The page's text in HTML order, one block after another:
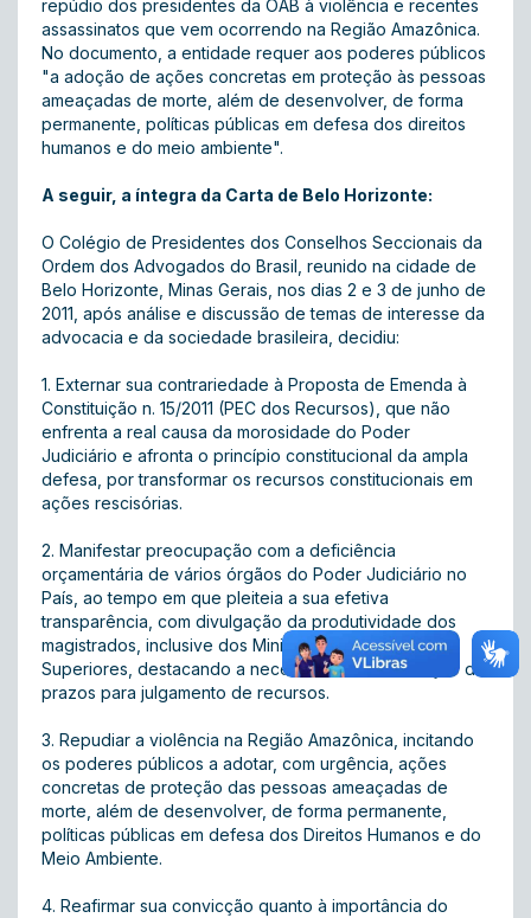
repúdio dos presidentes da OAB à violência e recentes
assassinatos que vem ocorrendo na Região Amazônica.
No documento, a entidade requer aos poderes públicos
"a adoção de ações concretas em proteção às pessoas
ameaçadas de morte, além de desenvolver, de forma
permanente, políticas públicas em defesa dos direitos
humanos e do meio ambiente".
A seguir, a íntegra da Carta de Belo Horizonte:
O Colégio de Presidentes dos Conselhos Seccionais da
Ordem dos Advogados do Brasil, reunido na cidade de
Belo Horizonte, Minas Gerais, nos dias 2 e 3 de junho de
2011, após análise e discussão de temas de interesse da
advocacia e da sociedade brasileira, decidiu:
1. Externar sua contrariedade à Proposta de Emenda à
Constituição n. 15/2011 (PEC dos Recursos), que não
enfrenta a real causa da morosidade do Poder
Judiciário e afronta o princípio constitucional da ampla
defesa, por transformar os recursos constitucionais em
ações rescisórias.
2. Manifestar preocupação com a deficiência
orçamentária de vários órgãos do Poder Judiciário no
País, ao tempo em que pleiteia a sua efetiva
transparência, com divulgação da produtividade dos
magistrados, inclusive dos Ministros dos Tribunais
Superiores, destacando a necessidade de instituição de
prazos para julgamento de recursos.
3. Repudiar a violência na Região Amazônica, incitando
os poderes públicos a adotar, com urgência, ações
concretas de proteção das pessoas ameaçadas de
morte, além de desenvolver, de forma permanente,
políticas públicas em defesa dos Direitos Humanos e do
Meio Ambiente.
4. Reafirmar sua convicção quanto à importância do